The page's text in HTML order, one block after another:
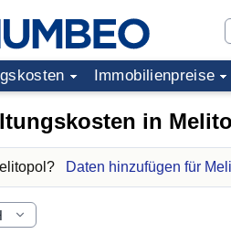
Immobilienpreise
in
Daten hinzufügen für